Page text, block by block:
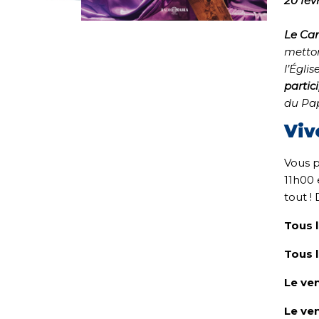
Le
du
Vous
tout !
Tous
Tous
Le
Le